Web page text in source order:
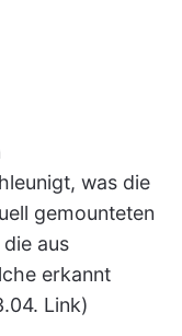
was die
gemounteten
aus
erkannt
Link)